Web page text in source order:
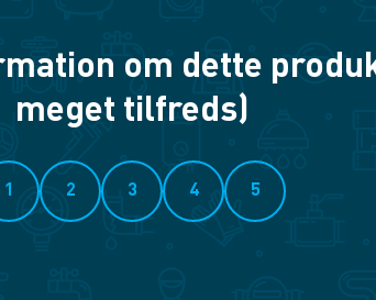
om dette
meget tilfreds)
1 2 3 4 5